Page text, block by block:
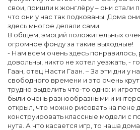
свои, пришли к жонглёру – они стали
что они у нас так подкованы. Дома
здесь многое делали сами.
В общем, эмоций положительных
огромное фонду за такие выходные!
- Нам всем очень здесь понравилось,
довольны, никто не хотел уезжать, -
Гаан, отец Насти Гаан. – За эти дни у
свободного времени и это очень
трудно выделить что-то одно: и
были очень разнообразными и
открыл, что можно рисовать на пене
конструировать классные модели с
нута. А что касается игр, то наша